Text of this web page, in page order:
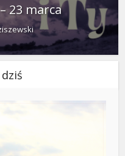
23 marca